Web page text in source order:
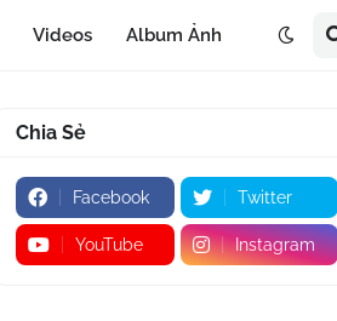
Videos Album Ảnh
Chia Sẻ
Facebook Twitter
YouTube Instagram